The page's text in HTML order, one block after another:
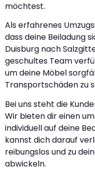
möchtest.
Als erfahrenes
dass deine Beiladung
Duisburg nach
geschultes Team
um deine Möbel
Transportschäden zu
Bei uns steht die
Wir bieten dir einen
individuell auf deine
kannst dich darauf
reibungslos und zu
abwickeln.